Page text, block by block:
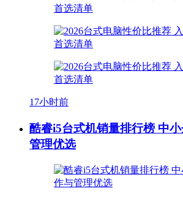
17小时前
酷睿i5台式机销量排行榜 中
管理优选